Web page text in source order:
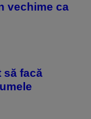
vechime ca
să facă